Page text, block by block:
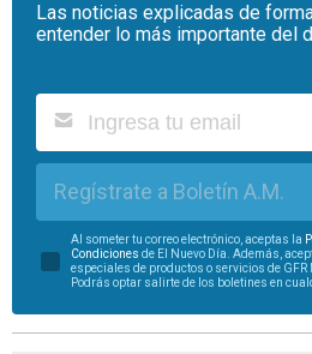
Las noticias explicadas de
entender lo más importante del
Regístrate a Boletín A.M.
Al someter tu correo electrónico, aceptas la
Condiciones de El Nuevo Día. Además,
especiales de productos o servicios de
Podrás optar salirte de los boletines en